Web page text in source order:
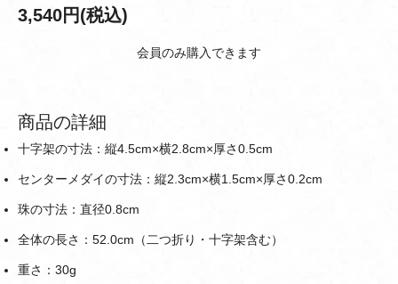
3,540円(税込)
会員のみ購入できます
商品の詳細
十字架の寸法：縦4.5cm×横2.8cm×厚さ0.5cm
センターメダイの寸法：縦2.3cm×横1.5cm×厚さ0.2cm
珠の寸法：直径0.8cm
全体の長さ：52.0cm（二つ折り・十字架含む）
重さ：30g